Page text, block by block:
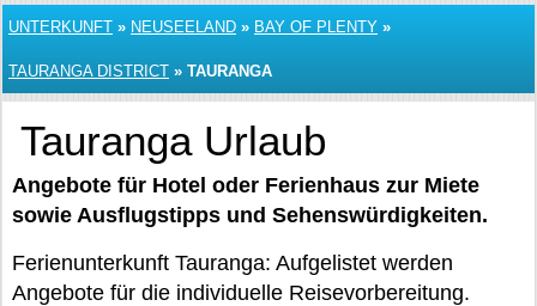
UNTERKUNFT » NEUSEELAND » BAY OF PLENTY »
TAURANGA DISTRICT » TAURANGA
Tauranga Urlaub
Angebote für Hotel oder Ferienhaus zur Miete
sowie Ausflugstipps und Sehenswürdigkeiten.
Ferienunterkunft Tauranga: Aufgelistet werden
Angebote für die individuelle Reisevorbereitung.